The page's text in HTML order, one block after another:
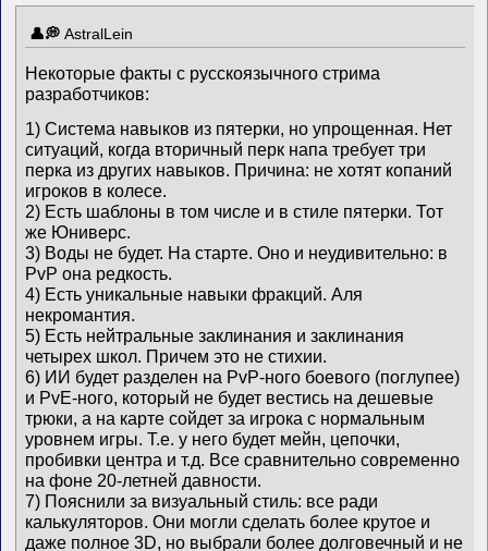
AstralLein
Некоторые факты с русскоязычного стрима
разработчиков:
1) Система навыков из пятерки, но упрощенная. Нет
ситуаций, когда вторичный перк напа требует три
перка из других навыков. Причина: не хотят копаний
игроков в колесе.
2) Есть шаблоны в том числе и в стиле пятерки. Тот
же Юниверс.
3) Воды не будет. На старте. Оно и неудивительно: в
PvP она редкость.
4) Есть уникальные навыки фракций. Аля
некромантия.
5) Есть нейтральные заклинания и заклинания
четырех школ. Причем это не стихии.
6) ИИ будет разделен на PvP-ного боевого (поглупее)
и PvE-ного, который не будет вестись на дешевые
трюки, а на карте сойдет за игрока с нормальным
уровнем игры. Т.е. у него будет мейн, цепочки,
пробивки центра и т.д. Все сравнительно современно
на фоне 20-летней давности.
7) Пояснили за визуальный стиль: все ради
калькуляторов. Они могли сделать более крутое и
даже полное 3D, но выбрали более долговечный и не